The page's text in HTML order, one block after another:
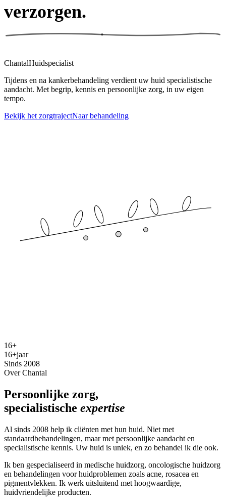
verzorgen.
ChantalHuidspecialist
Tijdens en na kankerbehandeling verdient uw huid specialistische
aandacht. Met begrip, kennis en persoonlijke zorg, in uw eigen
tempo.
Bekijk het zorgtrajectNaar behandeling
16+jaar
Sinds 2008
Over Chantal
Persoonlijke zorg,
specialistische expertise
Al sinds 2008 help ik cliënten met hun huid. Niet met
standaardbehandelingen, maar met persoonlijke aandacht en
specialistische kennis. Uw huid is uniek, en zo behandel ik die ook.
Ik ben gespecialiseerd in medische huidzorg, oncologische huidzorg
en behandelingen voor huidproblemen zoals acne, rosacea en
pigmentvlekken. Ik werk uitsluitend met hoogwaardige,
huidvriendelijke producten.